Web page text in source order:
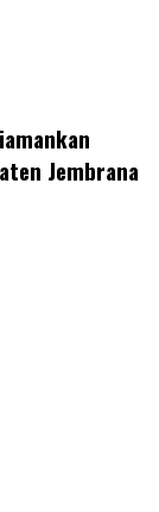
Jembrana